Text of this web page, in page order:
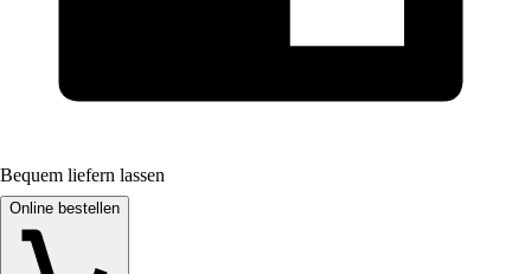
Bequem liefern lassen
Online bestellen